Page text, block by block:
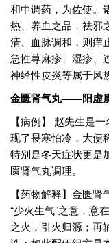
和中调药，为佐使。
热、养血之品，祛邪
清、血脉调和，则痒
急性荨麻疹、湿疹、
神经性皮炎等属于风
金匮肾气丸——阳虚
【病例】 赵先生是
现了畏寒怕冷，大便
特别是冬天症状更是
匮肾气丸调理。
【药物解释】金匮
“少火生气”之意，意
之火，引火归源；再